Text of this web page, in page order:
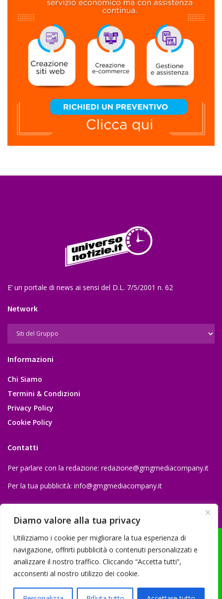
Diamo valore alla tua privacy
Utilizziamo i cookie per migliorare la tua esperienza di
navigazione, offrirti pubblicità o contenuti personalizzati e
analizzare il nostro traffico. Cliccando “Accetta tutti”,
acconsenti al nostro utilizzo dei cookie.
E’ un portale di news ai sensi del D.L. 7/5/2001 n. 62
Network
Informazioni
Chi Siamo
Termini & Condizioni
Privacy Policy
Cookie Policy
Contatti
Per parlare con la redazione: redazione@gmgmediacompany.it
Per la tua pubblicità: info@gmgmediacompany.it
03234710642 | C.F: MSSGLC89D15L483O | REA: AV - 313130 | Domicilio